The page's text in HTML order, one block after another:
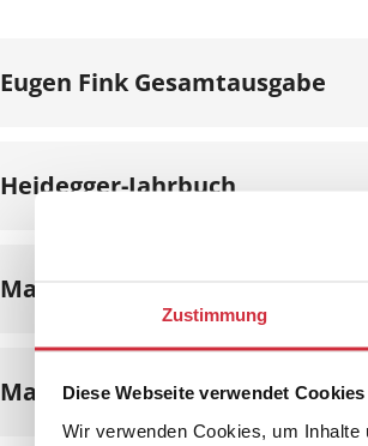
Zustimmung
Diese Webseite verwendet Cookies
Wir verwenden Cookies, um
Eugen Fink Gesamtausgabe
Heidegger-Jahrbuch
Martin-Heidegger-Gesellschaft
Martin-Heidegger-